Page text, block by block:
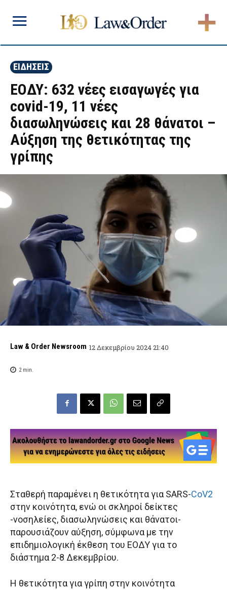
ΕΙΔΗΣΕΙΣ
ΕΟΔΥ: 632 νέες εισαγωγές για
covid-19, 11 νέες
διασωληνώσεις και 28 θάνατοι –
Αύξηση της θετικότητας της
γρίπης
Law & Order Newsroom 12 Δεκεμβρίου 2024 21:40
2min.
Σταθερή παραμένει η θετικότητα για SARS-CoV2
στην κοινότητα, ενώ οι σκληροί δείκτες
-νοσηλείες, διασωληνώσεις και θάνατοι-
παρουσιάζουν αύξηση, σύμφωνα με την
επιδημιολογική έκθεση του ΕΟΔΥ για το
διάστημα 2-8 Δεκεμβρίου.
Η θετικότητα για γρίπη στην κοινότητα